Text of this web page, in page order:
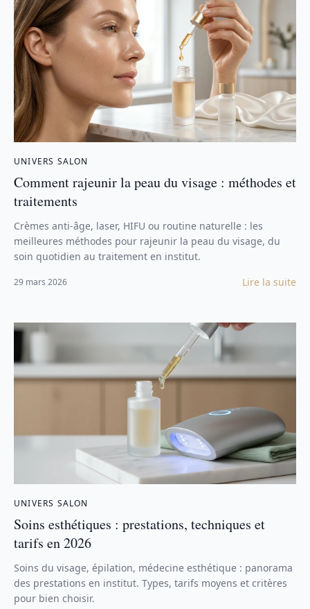
UNIVERS SALON
Comment rajeunir la peau du visage : méthodes et
traitements
Crèmes anti-âge, laser, HIFU ou routine naturelle : les
meilleures méthodes pour rajeunir la peau du visage, du
soin quotidien au traitement en institut.
29 mars 2026 Lire la suite
UNIVERS SALON
Soins esthétiques : prestations, techniques et
tarifs en 2026
Soins du visage, épilation, médecine esthétique : panorama
des prestations en institut. Types, tarifs moyens et critères
pour bien choisir.